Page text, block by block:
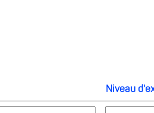
Niveau